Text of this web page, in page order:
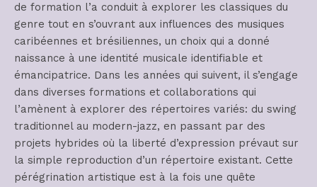
de formation l’a conduit à explorer les classiques du
genre tout en s’ouvrant aux influences des musiques
caribéennes et brésiliennes, un choix qui a donné
naissance à une identité musicale identifiable et
émancipatrice. Dans les années qui suivent, il s’engage
dans diverses formations et collaborations qui
l’amènent à explorer des répertoires variés: du swing
traditionnel au modern-jazz, en passant par des
projets hybrides où la liberté d’expression prévaut sur
la simple reproduction d’un répertoire existant. Cette
pérégrination artistique est à la fois une quête